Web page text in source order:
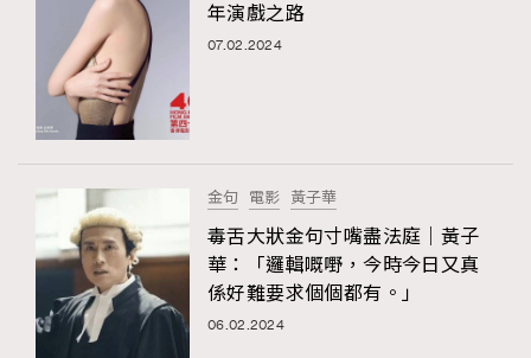
年演戲之路
07.02.2024
金句 電影 黃子華
毒舌大狀金句寸嘴盡法庭｜黃子
華：「邏輯嘅嘢，今時今日又真
係好難要求個個都有。」
06.02.2024